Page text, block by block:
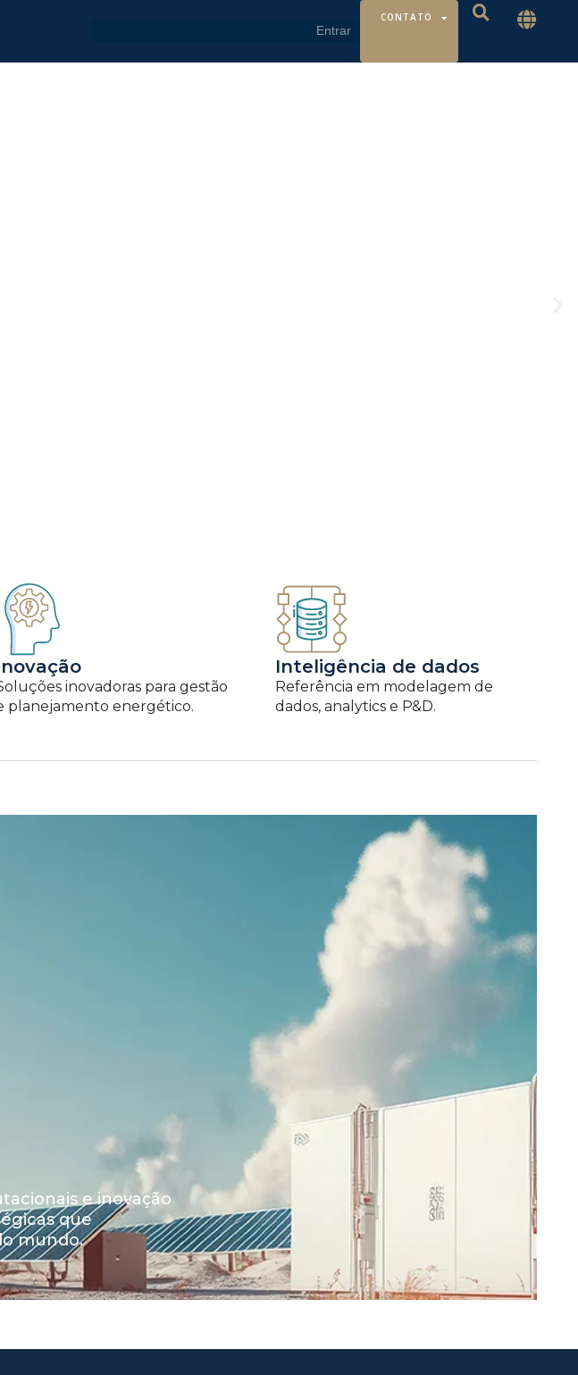
CONTATO
inovadoras para gestão
planejamento energético.
Inteligência de dados
Referência em modelagem de
dados, analytics e P&D.
e inovação
que
mundo.